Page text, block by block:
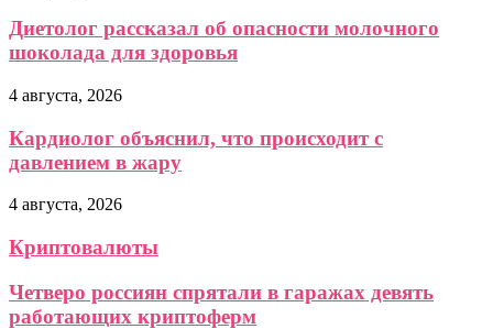
Диетолог рассказал об опасности молочного
шоколада для здоровья
4 августа, 2026
Кардиолог объяснил, что происходит с
давлением в жару
4 августа, 2026
Криптовалюты
Четверо россиян спрятали в гаражах девять
работающих криптоферм